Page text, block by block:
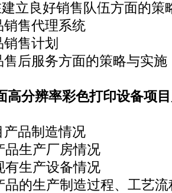
好销售队伍方面的策
售代理系统
售计划
服务方面的策略与实施
高分辨率彩色打印设备项
品制造情况
产厂房情况
产设备情况
产制造过程、工艺流